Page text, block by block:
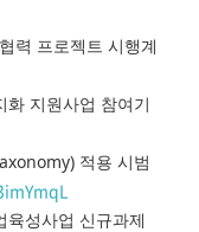
력 프로젝트 시행계
지원사업 참여기
적용 시범
성사업 신규과제